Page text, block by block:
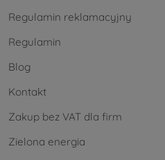
Regulamin reklamacyjny
Regulamin
Blog
Kontakt
Zakup bez VAT dla firm
Zielona energia